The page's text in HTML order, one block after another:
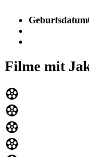
Geburtsdatum
Filme mit